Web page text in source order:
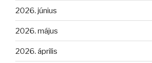
2026. június
2026. május
2026. április